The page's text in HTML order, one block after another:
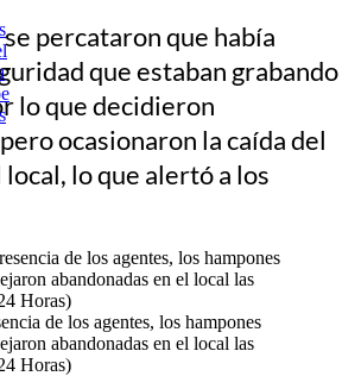
percataron que había
que estaban grabando
lo que decidieron
ocasionaron la caída del
lo que alertó a los
de los agentes, los hampones
abandonadas en el local las
Horas)